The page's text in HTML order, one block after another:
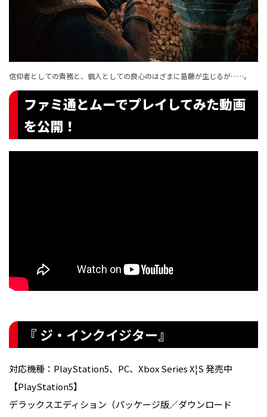
信仰者としての責務と、個人としての良心のはざまに葛藤が生じるが……。
ファミ通とムーでプレイしてみた動画
を公開！
『 ジ・インクイジター』
対応機種：PlayStation5、PC、Xbox Series X¦S 発売中
【PlayStation5】
デラックスエディション（パッケージ版／ダウンロード